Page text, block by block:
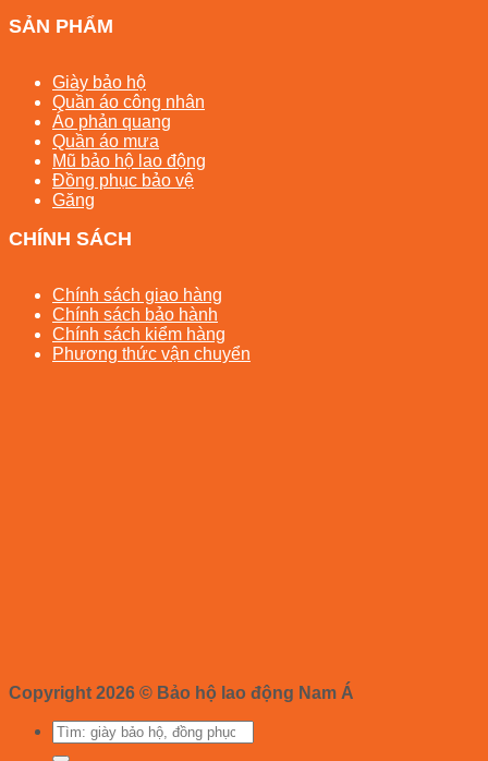
SẢN PHẨM
Giày bảo hộ
Quần áo công nhân
Áo phản quang
Quần áo mưa
Mũ bảo hộ lao động
Đồng phục bảo vệ
Găng
CHÍNH SÁCH
Chính sách giao hàng
Chính sách bảo hành
Chính sách kiểm hàng
Phương thức vận chuyển
Copyright 2026 © Bảo hộ lao động Nam Á
Tìm
kiếm: